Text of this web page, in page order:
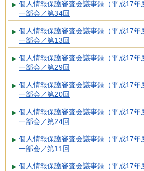
個人情報保護審査会議事録（平成17
一部会／第34回
個人情報保護審査会議事録（平成17
一部会／第13回
個人情報保護審査会議事録（平成17
一部会／第29回
個人情報保護審査会議事録（平成17
一部会／第20回
個人情報保護審査会議事録（平成17
一部会／第24回
個人情報保護審査会議事録（平成17
一部会／第11回
個人情報保護審査会議事録（平成17